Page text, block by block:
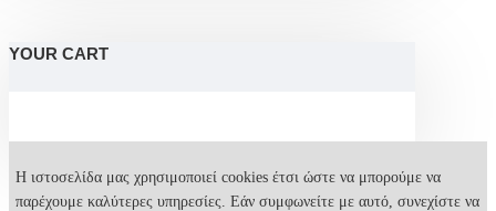
YOUR CART
Η ιστοσελίδα μας χρησιμοποιεί cookies έτσι ώστε να μπορούμε να
παρέχουμε καλύτερες υπηρεσίες. Εάν συμφωνείτε με αυτό, συνεχίστε να